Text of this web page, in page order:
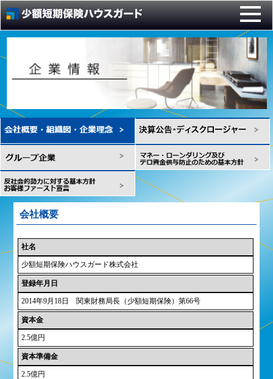
会社概要
社名
少額短期保険ハウスガード株式会社
登録年月日
2014年9月18日 関東財務局長（少額短期保険）第66号
資本金
2.5億円
資本準備金
2.5億円